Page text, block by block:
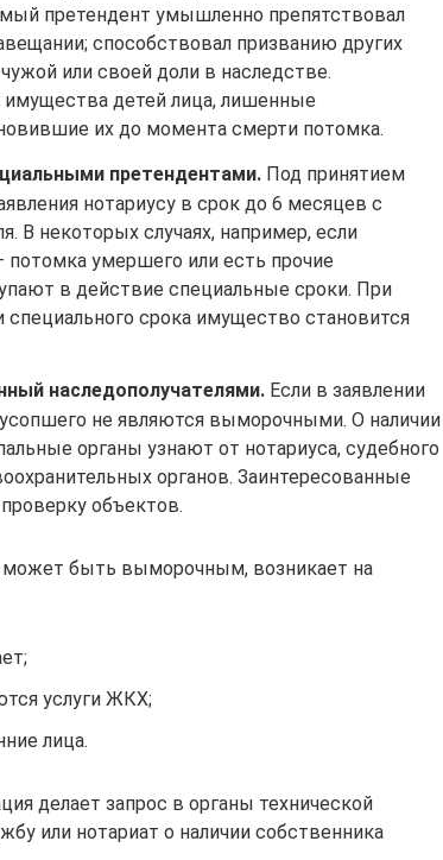
претендент умышленно препятствовал
способствовал призванию других
или своей доли в наследстве.
имущества детей лица, лишенные
их до момента смерти потомка.
претендентами. Под принятием
нотариусу в срок до 6 месяцев с
В некоторых случаях, например, если
умершего или есть прочие
в действие специальные сроки. При
срока имущество становится
наследополучателями. Если в заявлении
усопшего не являются выморочными. О наличии
органы узнают от нотариуса, судебного
органов. Заинтересованные
объектов.
быть выморочным, возникает на
услуги ЖКХ;
лица.
делает запрос в органы технической
или нотариат о наличии собственника